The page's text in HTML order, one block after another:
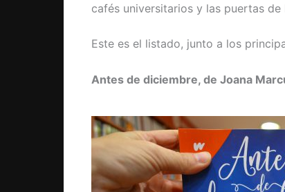
cafés universitarios y las puertas de
Este es el listado, junto a los
Antes de diciembre, de Joana